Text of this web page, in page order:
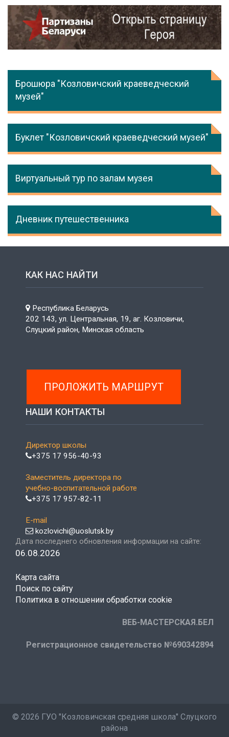
Брошюра "Козловичский краеведческий
музей"
Буклет "Козловичский краеведческий музей"
Виртуальный тур по залам музея
Дневник путешественника
КАК НАС НАЙТИ
Республика Беларусь
202 143, ул. Центральная, 19, аг. Козловичи,
Слуцкий район, Минская область
ПРОЛОЖИТЬ МАРШРУТ
НАШИ КОНТАКТЫ
Директор школы
+375 17 956-40-93
Заместитель директора по
учебно-воспитательной работе
+375 17 957-82-11
E-mail
kozlovichi@uoslutsk.by
Дата последнего обновления информации на сайте:
06.08.2026
Карта сайта
Поиск по сайту
Политика в отношении обработки cookie
ВЕБ-МАСТЕРСКАЯ.БЕЛ
Регистрационное свидетельство №690342894
© 2026 ГУО "Козловичская средняя школа" Слуцкого
района